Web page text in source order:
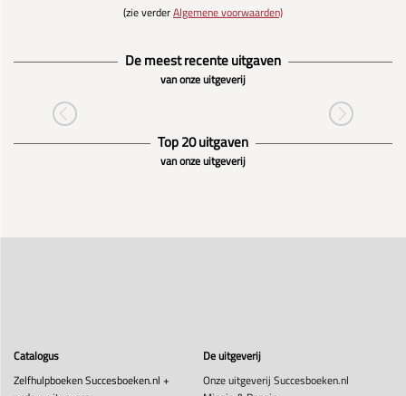
(zie verderAlgemene voorwaarden)
De meest recente uitgaven
van onze uitgeverij
Top 20 uitgaven
van onze uitgeverij
Catalogus
Zelfhulpboeken Succesboeken.nl +
De uitgeverij
Onze uitgeverij Succesboeken.nl